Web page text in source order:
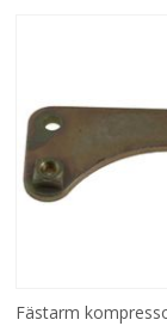
Fästarm